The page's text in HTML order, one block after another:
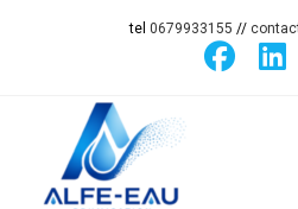
tel 0679933155 //